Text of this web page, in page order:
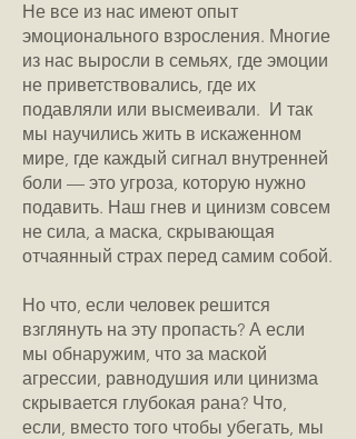
Не все из нас имеют опыт
эмоционального взросления. Многие
из нас выросли в семьях, где эмоции
не приветствовались, где их
подавляли или высмеивали. И так
мы научились жить в искаженном
мире, где каждый сигнал внутренней
боли — это угроза, которую нужно
подавить. Наш гнев и цинизм совсем
не сила, а маска, скрывающая
отчаянный страх перед самим собой.
Но что, если человек решится
взглянуть на эту пропасть? А если
мы обнаружим, что за маской
агрессии, равнодушия или цинизма
скрывается глубокая рана? Что,
если, вместо того чтобы убегать, мы